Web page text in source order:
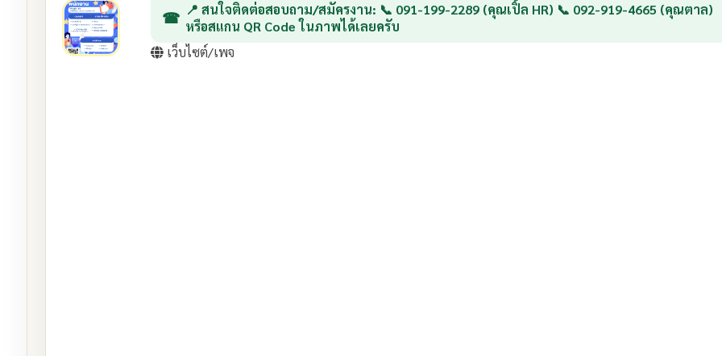
📍 สนใจติดต่อสอบถาม/สมัครงาน: 📞 091-199-2289 (คุณเปิ้ล HR) 📞 092-919-4665 (คุณตาล)
หรือสแกน QR Code ในภาพได้เลยครับ
เว็บไซต์/เพจ